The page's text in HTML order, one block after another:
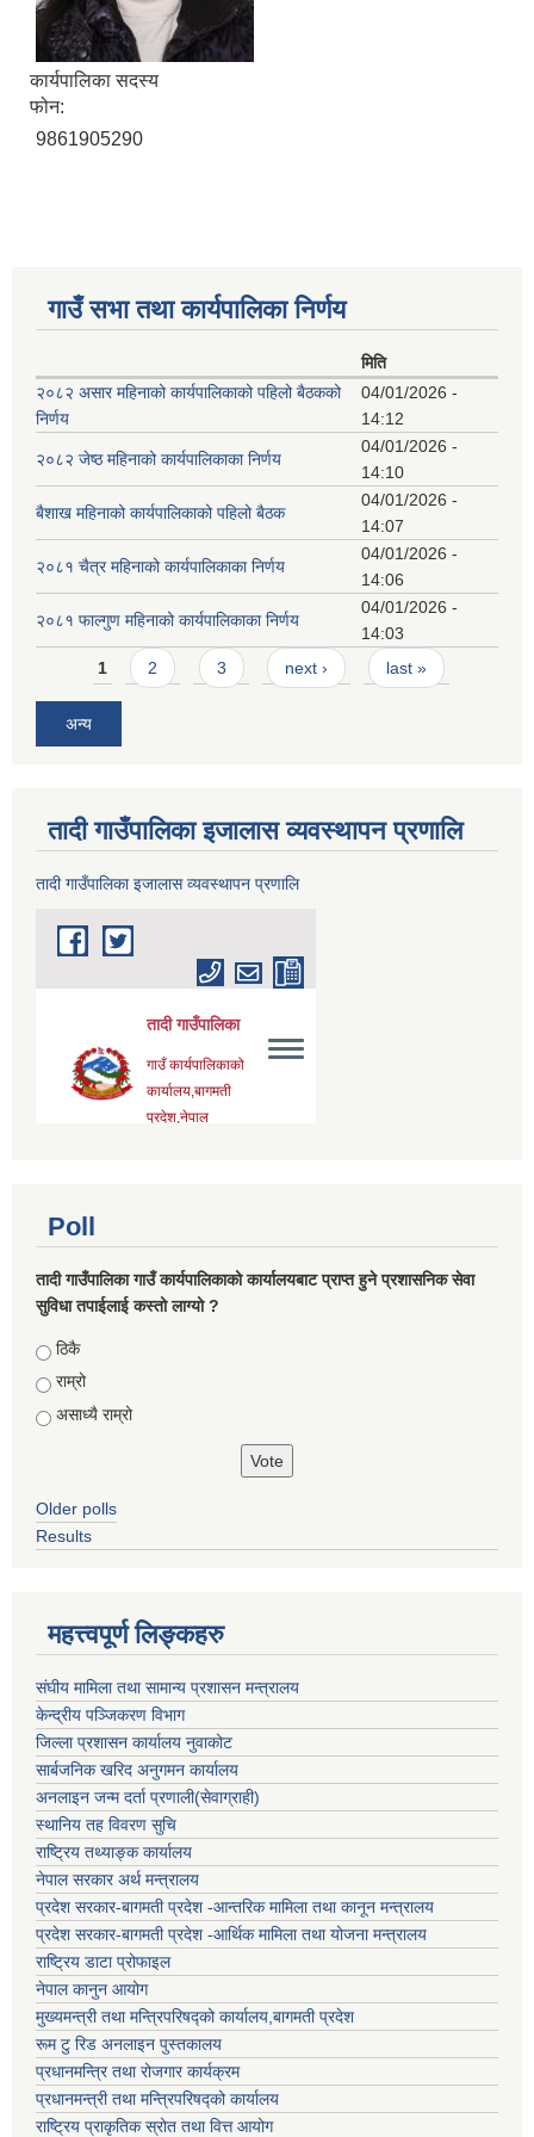
कार्यपालिका सदस्य
फोन:
9861905290
गाउँ सभा तथा कार्यपालिका निर्णय
मिति
२०८२ असार महिनाको कार्यपालिकाको पहिलो बैठकको
निर्णय
04/01/2026 -
14:12
२०८२ जेष्ठ महिनाको कार्यपालिकाका निर्णय
04/01/2026 -
14:10
बैशाख महिनाको कार्यपालिकाको पहिलो बैठक
04/01/2026 -
14:07
२०८१ चैत्र महिनाको कार्यपालिकाका निर्णय
04/01/2026 -
14:06
२०८१ फाल्गुण महिनाको कार्यपालिकाका निर्णय
04/01/2026 -
14:03
Pages
1 2 3 next › last »
अन्य
तादी गाउँपालिका इजालास व्यवस्थापन प्रणालि
तादी गाउँपालिका इजालास व्यवस्थापन प्रणालि
Poll
तादी गाउँपालिका गाउँ कार्यपालिकाको कार्यालयबाट प्राप्त हुने प्रशासनिक सेवा
सुविधा तपाईलाई कस्तो लाग्यो ?
Choices
ठिकै
राम्रो
असाध्यै राम्रो
Older polls
Results
महत्त्वपूर्ण लिङ्कहरु
संघीय मामिला तथा सामान्य प्रशासन मन्त्रालय
केन्द्रीय पञ्जिकरण विभाग
जिल्ला प्रशासन कार्यालय नुवाकोट
सार्बजनिक खरिद अनुगमन कार्यालय
अनलाइन जन्म दर्ता प्रणाली(सेवाग्राही)
स्थानिय तह विवरण सुचि
राष्ट्रिय तथ्याङ्क कार्यालय
नेपाल सरकार अर्थ मन्त्रालय
प्रदेश सरकार-बागमती प्रदेश -आन्तरिक मामिला तथा कानून मन्त्रालय
प्रदेश सरकार-बागमती प्रदेश -आर्थिक मामिला तथा योजना मन्त्रालय
राष्ट्रिय डाटा प्रोफाइल
नेपाल कानुन आयोग
मुख्यमन्त्री तथा मन्त्रिपरिषद्को कार्यालय,बागमती प्रदेश
रूम टु रिड अनलाइन पुस्तकालय
प्रधानमन्त्रि तथा रोजगार कार्यक्रम
प्रधानमन्त्री तथा मन्त्रिपरिषद्को कार्यालय
राष्ट्रिय प्राकृतिक स्रोत तथा वित्त आयोग